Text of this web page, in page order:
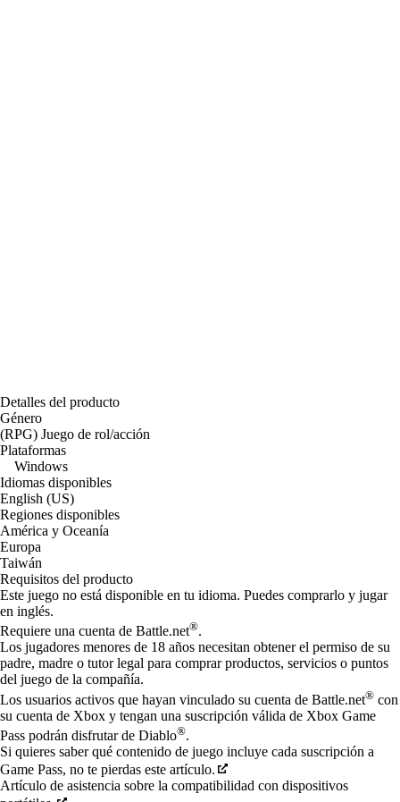
Detalles del producto
Género
(RPG) Juego de rol/acción
Plataformas
Windows
Idiomas disponibles
English (US)
Regiones disponibles
América y Oceanía
Europa
Taiwán
Requisitos del producto
Este juego no está disponible en tu idioma. Puedes comprarlo y jugar
en inglés.
Requiere una cuenta de Battle.net®.
Los jugadores menores de 18 años necesitan obtener el permiso de su
padre, madre o tutor legal para comprar productos, servicios o puntos
del juego de la compañía.
Los usuarios activos que hayan vinculado su cuenta de Battle.net® con
su cuenta de Xbox y tengan una suscripción válida de Xbox Game
Pass podrán disfrutar de Diablo®.
Si quieres saber qué contenido de juego incluye cada suscripción a
Game Pass, no te pierdas este artículo.
Artículo de asistencia sobre la compatibilidad con dispositivos